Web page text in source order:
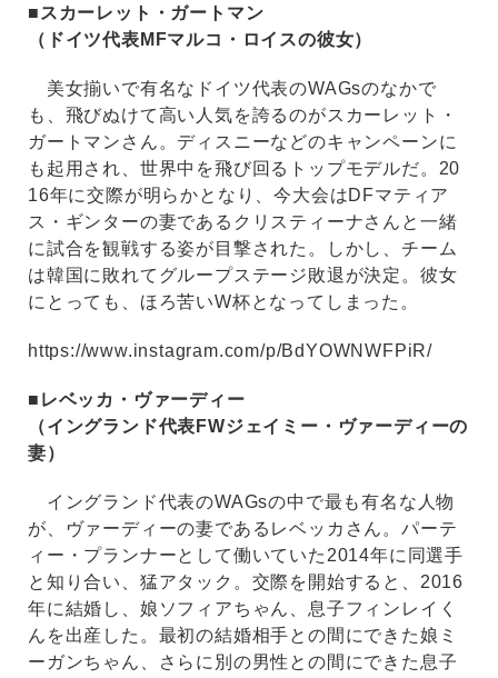
■スカーレット・ガートマン
（ドイツ代表MFマルコ・ロイスの彼女）
美女揃いで有名なドイツ代表のWAGsのなかで
も、飛びぬけて高い人気を誇るのがスカーレット・
ガートマンさん。ディスニーなどのキャンペーンに
も起用され、世界中を飛び回るトップモデルだ。20
16年に交際が明らかとなり、今大会はDFマティア
ス・ギンターの妻であるクリスティーナさんと一緒
に試合を観戦する姿が目撃された。しかし、チーム
は韓国に敗れてグループステージ敗退が決定。彼女
にとっても、ほろ苦いW杯となってしまった。
https://www.instagram.com/p/BdYOWNWFPiR/
■レベッカ・ヴァーディー
（イングランド代表FWジェイミー・ヴァーディーの
妻）
イングランド代表のWAGsの中で最も有名な人物
が、ヴァーディーの妻であるレベッカさん。パーテ
ィー・プランナーとして働いていた2014年に同選手
と知り合い、猛アタック。交際を開始すると、2016
年に結婚し、娘ソフィアちゃん、息子フィンレイく
んを出産した。最初の結婚相手との間にできた娘ミ
ーガンちゃん、さらに別の男性との間にできた息子